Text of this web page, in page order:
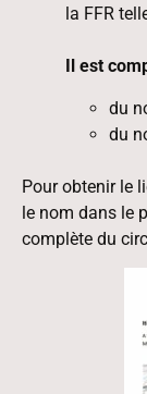
la FFR
Il est
du
du
Pour obtenir le
le nom dans le
complète du